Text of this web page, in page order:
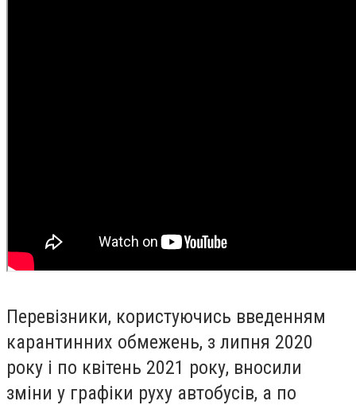
Перевізники, користуючись введенням
карантинних обмежень, з липня 2020
року і по квітень 2021 року, вносили
зміни у графіки руху автобусів, а по